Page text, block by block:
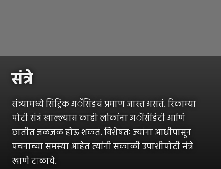
संत्रे
संत्र्यामध्ये सिट्रिक अॅसिडचं प्रमाण जास्त असतं. रिकाम्या
पोटी संत्रं खाल्ल्यास काही लोकांना अॅसिडिटी आणि
छातीत जळजळ होऊ शकतं. विशेषतः ज्यांना आधीपासून
पचनाच्या समस्या आहेत त्यांनी सकाळी उपाशीपोटी संत्रे
खाणे टाळावे.